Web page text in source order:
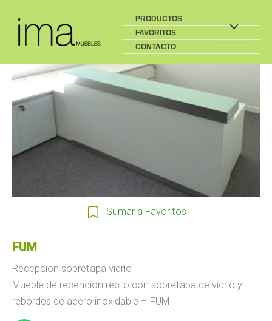
PRODUCTOS
FAVORITOS
CONTACTO
Sumar a Favoritos
FUM
Recepcion sobretapa vidrio
Mueble de recencion recto con sobretapa de vidrio y
rebordes de acero inoxidable – FUM